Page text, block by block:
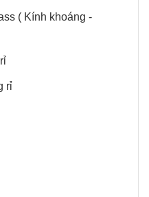
( Kính khoáng -
rỉ